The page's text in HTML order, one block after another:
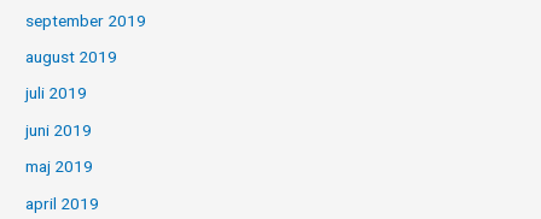
september 2019
august 2019
juli 2019
juni 2019
maj 2019
april 2019